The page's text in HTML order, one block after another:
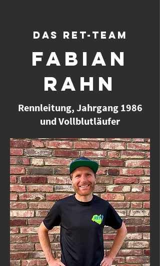
Das RET-Team
FABIAN
RAHN
Rennleitung, Jahrgang 1986
und Vollblutläufer